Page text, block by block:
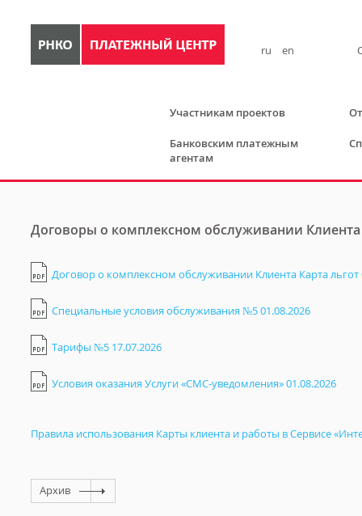
ru en
Участникам проектов
Банковским платежным
агентам
Договоры о комплексном обслуживании Клиента
Договор о комплексном обслуживании Клиента Карта льгот
Специальные условия обслуживания №5 01.08.2026
Тарифы №5 17.07.2026
Условия оказания Услуги «СМС-уведомления» 01.08.2026
Правила использования Карты клиента и работы в Сервисе
Архив